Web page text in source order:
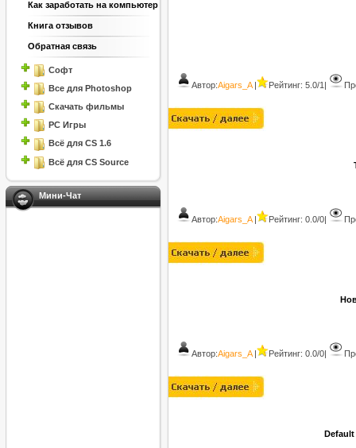
Как заработать на компьютер
Книга отзывов
Обратная связь
Софт
Все для Photoshop
Скачать фильмы
PC Игры
Всё для CS 1.6
Всё для CS Source
Мини-Чат
Автор:Aigars_A| Рейтинг: 5.0/1 |
Автор:Aigars_A| Рейтинг: 0.0/0|
Автор:Aigars_A| Рейтинг: 0.0/0|
Default